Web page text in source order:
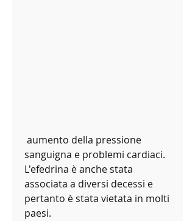
sanguigna e problemi cardiaci.
L'efedrina è anche stata
associata a diversi decessi e
pertanto è stata vietata in molti
paesi.